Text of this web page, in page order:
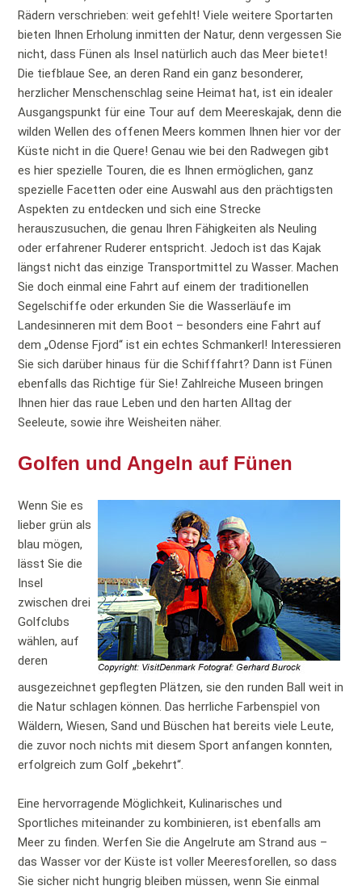
Rädern verschrieben: weit gefehlt! Viele weitere Sportarten
bieten Ihnen Erholung inmitten der Natur, denn vergessen Sie
nicht, dass Fünen als Insel natürlich auch das Meer bietet!
Die tiefblaue See, an deren Rand ein ganz besonderer,
herzlicher Menschenschlag seine Heimat hat, ist ein idealer
Ausgangspunkt für eine Tour auf dem Meereskajak, denn die
wilden Wellen des offenen Meers kommen Ihnen hier vor der
Küste nicht in die Quere! Genau wie bei den Radwegen gibt
es hier spezielle Touren, die es Ihnen ermöglichen, ganz
spezielle Facetten oder eine Auswahl aus den prächtigsten
Aspekten zu entdecken und sich eine Strecke
herauszusuchen, die genau Ihren Fähigkeiten als Neuling
oder erfahrener Ruderer entspricht. Jedoch ist das Kajak
längst nicht das einzige Transportmittel zu Wasser. Machen
Sie doch einmal eine Fahrt auf einem der traditionellen
Segelschiffe oder erkunden Sie die Wasserläufe im
Landesinneren mit dem Boot – besonders eine Fahrt auf
dem „Odense Fjord“ ist ein echtes Schmankerl! Interessieren
Sie sich darüber hinaus für die Schifffahrt? Dann ist Fünen
ebenfalls das Richtige für Sie! Zahlreiche Museen bringen
Ihnen hier das raue Leben und den harten Alltag der
Seeleute, sowie ihre Weisheiten näher.
Golfen und Angeln auf Fünen
Wenn Sie es
lieber grün als
blau mögen,
lässt Sie die
Insel
zwischen drei
Golfclubs
wählen, auf
deren
ausgezeichnet gepflegten Plätzen, sie den runden Ball weit in
die Natur schlagen können. Das herrliche Farbenspiel von
Wäldern, Wiesen, Sand und Büschen hat bereits viele Leute,
die zuvor noch nichts mit diesem Sport anfangen konnten,
erfolgreich zum Golf „bekehrt“.
Eine hervorragende Möglichkeit, Kulinarisches und
Sportliches miteinander zu kombinieren, ist ebenfalls am
Meer zu finden. Werfen Sie die Angelrute am Strand aus –
das Wasser vor der Küste ist voller Meeresforellen, so dass
Sie sicher nicht hungrig bleiben müssen, wenn Sie einmal